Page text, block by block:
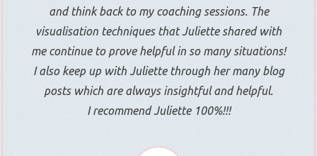
and think back to my coaching sessions. The
visualisation techniques that Juliette shared with
me continue to prove helpful in so many situations!
I also keep up with Juliette through her many blog
posts which are always insightful and helpful.
I recommend Juliette 100%!!!